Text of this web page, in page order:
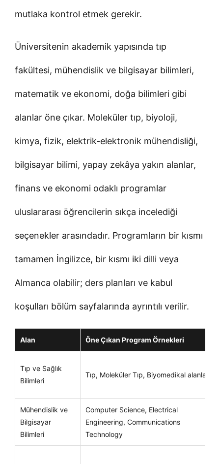
mutlaka kontrol etmek gerekir.
Üniversitenin akademik yapısında tıp
fakültesi, mühendislik ve bilgisayar bilimleri,
matematik ve ekonomi, doğa bilimleri gibi
alanlar öne çıkar. Moleküler tıp, biyoloji,
kimya, fizik, elektrik-elektronik mühendisliği,
bilgisayar bilimi, yapay zekâya yakın alanlar,
finans ve ekonomi odaklı programlar
uluslararası öğrencilerin sıkça incelediği
seçenekler arasındadır. Programların bir kısmı
tamamen İngilizce, bir kısmı iki dilli veya
Almanca olabilir; ders planları ve kabul
koşulları bölüm sayfalarında ayrıntılı verilir.
Alan Öne Çıkan Program Örnekleri
Tıp ve Sağlık
Bilimleri
Tıp, Moleküler Tıp, Biyomedikal alanlar
Mühendislik ve
Bilgisayar
Bilimleri
Computer Science, Electrical
Engineering, Communications
Technology